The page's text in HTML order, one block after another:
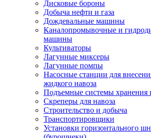
Дисковые бороны
Добыча нефти и газа
Дождевальные машины
Каналопромывочные и
машины
Культиваторы
Лагунные миксеры
Лагунные помпы
Насосные станции для
жидкого навоза
Подъемные системы хранения
Скреперы для навоза
Строительство и добыча
Транспортировщики
Установки горизонтального